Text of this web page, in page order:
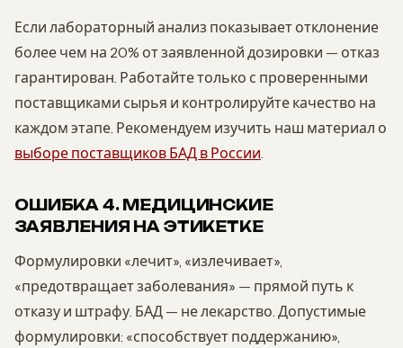
Если лабораторный анализ показывает отклонение
более чем на 20% от заявленной дозировки — отказ
гарантирован. Работайте только с проверенными
поставщиками сырья и контролируйте качество на
каждом этапе. Рекомендуем изучить наш материал о
выборе поставщиков БАД в России.
ОШИБКА 4. МЕДИЦИНСКИЕ
ЗАЯВЛЕНИЯ НА ЭТИКЕТКЕ
Формулировки «лечит», «излечивает»,
«предотвращает заболевания» — прямой путь к
отказу и штрафу. БАД — не лекарство. Допустимые
формулировки: «способствует поддержанию»,